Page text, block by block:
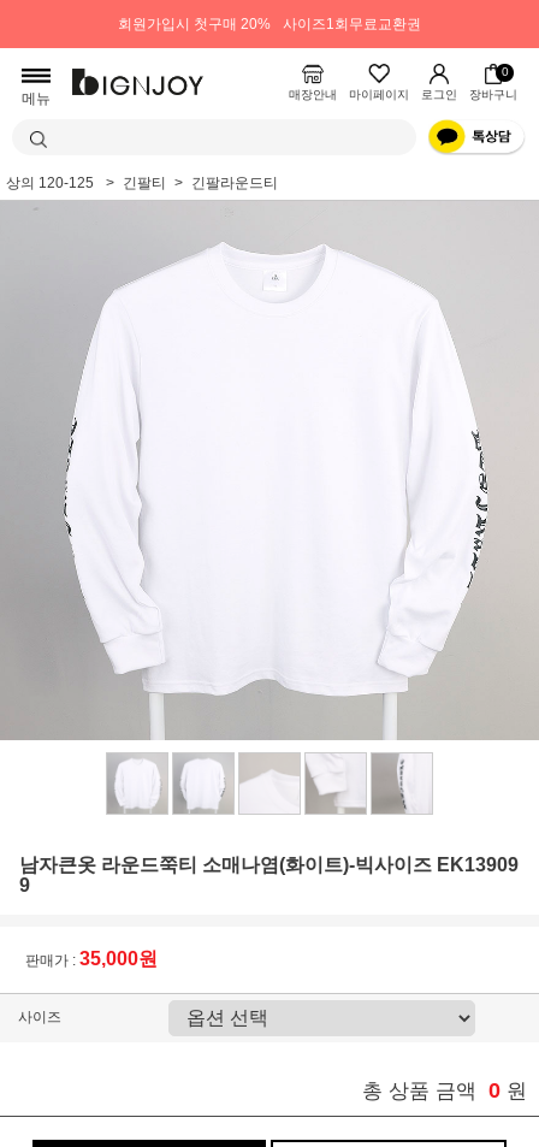
회원가입시 첫구매 20% 사이즈1회무료교환권
메뉴 매장안내 마이페이지 로그인
0
장바구니
상의 120-125 긴팔티 긴팔라운드티
남자큰옷 라운드쭉티 소매나염(화이트)-빅사이즈 EK13909
9
판매가 : 35,000원
사이즈
총 상품 금액 0 원